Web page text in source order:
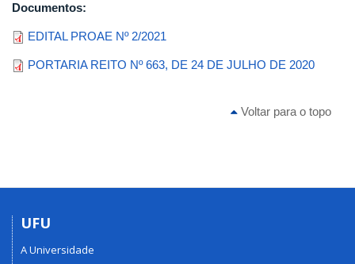
Documentos:
EDITAL PROAE Nº 2/2021
PORTARIA REITO Nº 663, DE 24 DE JULHO DE 2020
Voltar para o topo
UFU
A Universidade